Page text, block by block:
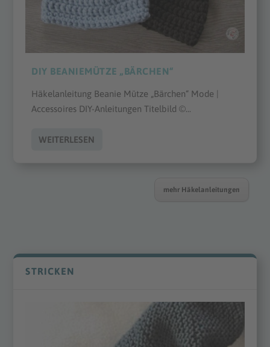
DIY BEANIEMÜTZE „BÄRCHEN“
Häkelanleitung Beanie Mütze „Bärchen“ Mode |
Accessoires DIY-Anleitungen Titelbild ©...
WEITERLESEN
mehr Häkelanleitungen
STRICKEN